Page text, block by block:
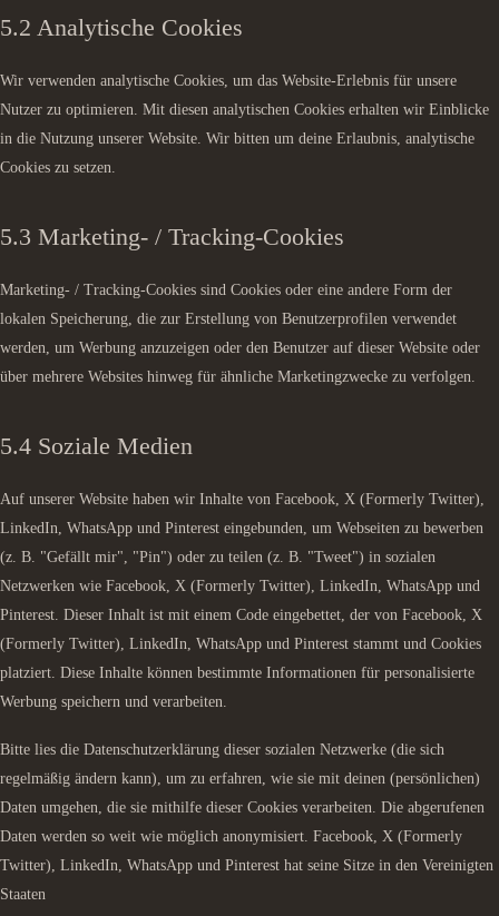
5.2 Analytische Cookies
Wir verwenden analytische Cookies, um das Website-Erlebnis für unsere
Nutzer zu optimieren. Mit diesen analytischen Cookies erhalten wir Einblicke
in die Nutzung unserer Website. Wir bitten um deine Erlaubnis, analytische
Cookies zu setzen.
5.3 Marketing- / Tracking-Cookies
Marketing- / Tracking-Cookies sind Cookies oder eine andere Form der
lokalen Speicherung, die zur Erstellung von Benutzerprofilen verwendet
werden, um Werbung anzuzeigen oder den Benutzer auf dieser Website oder
über mehrere Websites hinweg für ähnliche Marketingzwecke zu verfolgen.
5.4 Soziale Medien
Auf unserer Website haben wir Inhalte von Facebook, X (Formerly Twitter),
LinkedIn, WhatsApp und Pinterest eingebunden, um Webseiten zu bewerben
(z. B. "Gefällt mir", "Pin") oder zu teilen (z. B. "Tweet") in sozialen
Netzwerken wie Facebook, X (Formerly Twitter), LinkedIn, WhatsApp und
Pinterest. Dieser Inhalt ist mit einem Code eingebettet, der von Facebook, X
(Formerly Twitter), LinkedIn, WhatsApp und Pinterest stammt und Cookies
platziert. Diese Inhalte können bestimmte Informationen für personalisierte
Werbung speichern und verarbeiten.
Bitte lies die Datenschutzerklärung dieser sozialen Netzwerke (die sich
regelmäßig ändern kann), um zu erfahren, wie sie mit deinen (persönlichen)
Daten umgehen, die sie mithilfe dieser Cookies verarbeiten. Die abgerufenen
Daten werden so weit wie möglich anonymisiert. Facebook, X (Formerly
Twitter), LinkedIn, WhatsApp und Pinterest hat seine Sitze in den Vereinigten
Staaten